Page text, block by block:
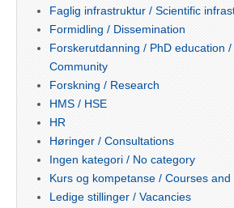
Faglig infrastruktur / Scientific
Formidling / Dissemination
Forskerutdanning / PhD education
Community
Forskning / Research
HMS / HSE
HR
Høringer / Consultations
Ingen kategori / No category
Kurs og kompetanse / Courses and
Ledige stillinger / Vacancies